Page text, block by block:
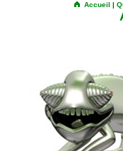
Accueil |